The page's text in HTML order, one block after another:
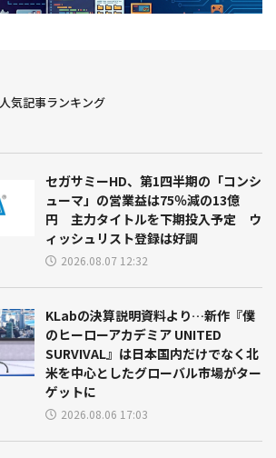
人気記事ランキング
セガサミーHD、第1四半期の「コンシ
ューマ」の営業益は75％減の13億
円 主力タイトルを下期投入予定 ウ
ィッシュリスト登録は好調
2026.08.07 12:32
KLabの決算説明資料より…新作『僕
のヒーローアカデミア UNITED
SURVIVAL』は日本国内だけでなく北
米を中心としたグローバル市場がター
ゲットに
2026.08.06 17:03